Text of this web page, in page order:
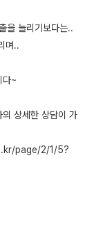
을 늘리기보다는..
며..
다~
의 상세한 상담이 가
page/2/1/5?